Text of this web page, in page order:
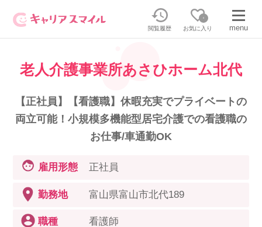
閲覧履歴
0
お気に入り menu
無料相談・お問い合わせはこちら
無料転職相談・お問い合わせの内容を
選択してください
派遣で働く
正社員・パートの求人を探す
介護のリスキリング
老人介護事業所あさひホーム北代
【正社員】【看護職】休暇充実でプライベートの
両立可能！小規模多機能型居宅介護での看護職の
お仕事/車通勤OK
雇用形態 正社員
勤務地 富山県富山市北代189
職種 看護師